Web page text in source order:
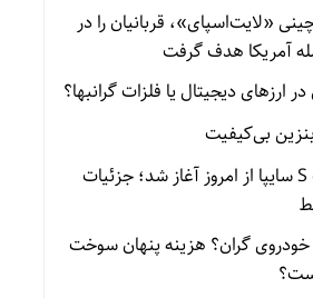
«لایت‌اسپای»، قربانیان را در
ارزهای دیجیتال یا فلزات گرانبها؟
بی‌کیفیت
فروش کوییک S سایپا از امروز آغاز شد؛ جزئیات
خودروی گران؟ هزینه پنهان سوخت